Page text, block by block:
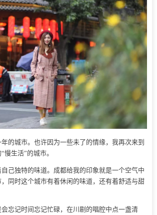
的城市。也许因为一些未了的情缘，我再次来到
慢生活”的城市。
己独特的味道。成都给我的印象就是一个空气中
同时这个城市有着休闲的味道，还有着舒适与甜
忘记时间忘记忙碌，在川剧的唱腔中点一盏清